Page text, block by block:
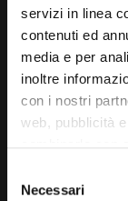
servizi in linea
contenuti ed
media e per
inoltre
con i nostri
web, pubblicità
mera chiusura
Selection
Necessari
Via Giuditta
(+39) 031
Sabato: 09:00